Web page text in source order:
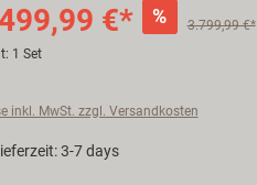
€* % 3.799,99 €*
1 Set
inkl. MwSt. zzgl. Versandkosten
3-7 days